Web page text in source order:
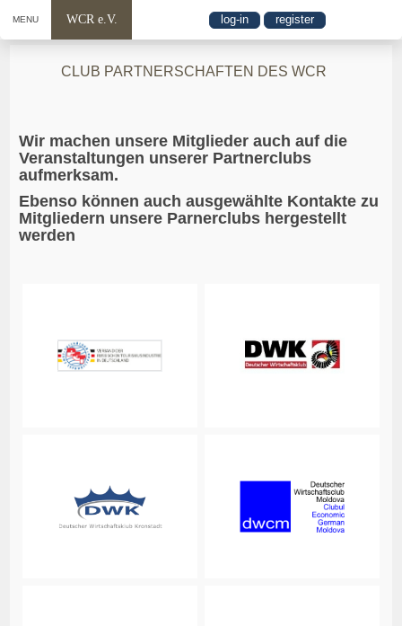
MENU WCR e.V. log-in register
CLUB PARTNERSCHAFTEN DES WCR
Wir machen unsere Mitglieder auch auf die
Veranstaltungen unserer Partnerclubs
aufmerksam.
Ebenso können auch ausgewählte Kontakte zu
Mitgliedern unsere Parnerclubs hergestellt
werden